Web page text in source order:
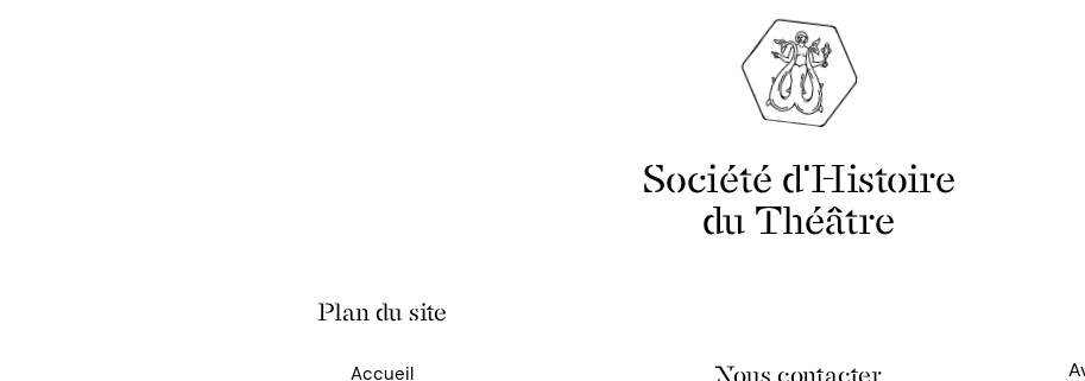
Société d'Histoire
du Théâtre
Plan du site
Accueil